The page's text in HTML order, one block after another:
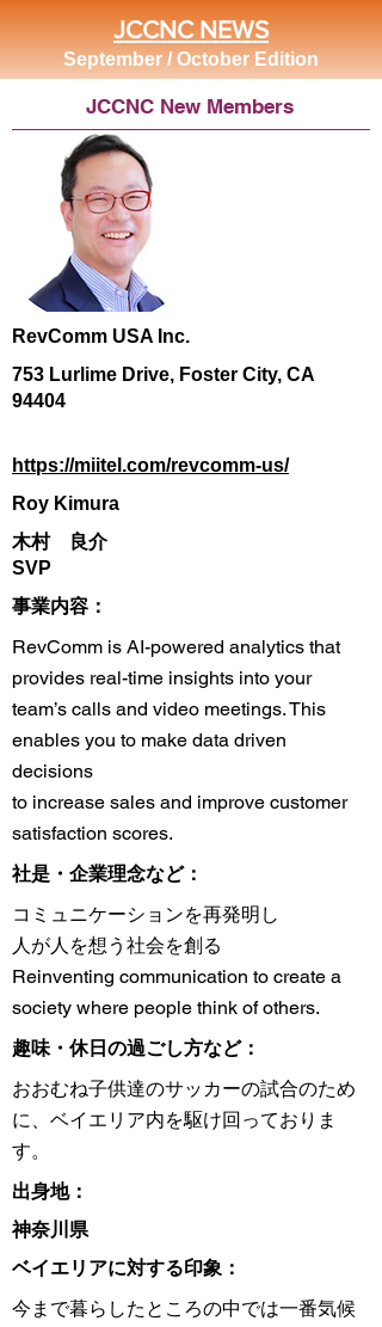
JCCNC NEWS
September / October Edition
JCCNC New Members
RevComm USA Inc.
753 Lurlime Drive, Foster City, CA
94404
https://miitel.com/revcomm-us/
Roy Kimura
木村 良介
SVP
​事業内容：
RevComm is AI-powered analytics that
provides real-time insights into your
team’s calls and video meetings. This
enables you to make data driven
decisions
to increase sales and improve customer
satisfaction scores.
​社是・企業理念など：
コミュニケーションを再発明し
人が人を想う社会を創る
Reinventing communication to create a
society where people think of others.
趣味・休日の過ごし方など：
おおむね子供達のサッカーの試合のため
に、ベイエリア内を駆け回っておりま
す。
出身地：
神奈川県
ベイエリアに対する印象：
今まで暮らしたところの中では一番気候